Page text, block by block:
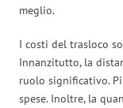
meglio.
I costi del trasloco
Innanzitutto, la
ruolo significativo.
spese. Inoltre, la